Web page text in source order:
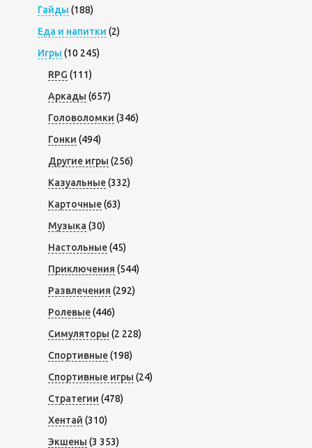
Гайды (188)
Еда и напитки (2)
Игры (10 245)
RPG (111)
Аркады (657)
Головоломки (346)
Гонки (494)
Другие игры (256)
Казуальные(332)
Карточные(63)
Музыка (30)
Настольные(45)
Приключения (544)
Развлечения (292)
Ролевые(446)
Симуляторы (2 228)
Спортивные(198)
Спортивные игры (24)
Стратегии (478)
Хентай (310)
Экшены (3 353)